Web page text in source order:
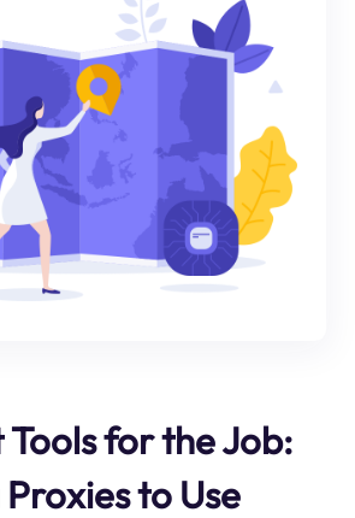
Tools for the Job:
to Use